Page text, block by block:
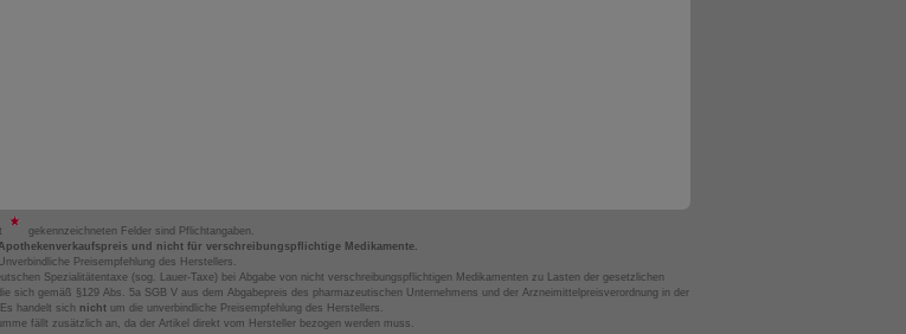
gekennzeichneten Felder sind Pflichtangaben.
und nicht für verschreibungspflichtige Medikamente.
Preisempfehlung des Herstellers.
Spezialitätentaxe (sog. Lauer-Taxe) bei Abgabe von nicht verschreibungspflichtigen Medikamenten zu Lasten der gesetzlichen
sich gemäß §129 Abs. 5a SGB V aus dem Abgabepreis des pharmazeutischen Unternehmens und der Arzneimittelpreisverordnung in der
handelt sich nicht um die unverbindliche Preisempfehlung des Herstellers.
fällt zusätzlich an, da der Artikel direkt vom Hersteller bezogen werden muss.